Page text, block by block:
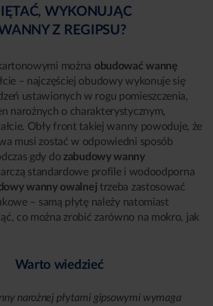
WYKONUJĄC
Z REGIPSU?
można obudować wannę
– najczęściej obudowy wykonuje się
ustawionych w rogu pomieszczenia,
narożnych o charakterystycznym,
Obły front takiej wanny powoduje, że
musi zostać w odpowiedni sposób
gdy do zabudowy wanny
standardowe profile i wodoodporna
wanny owalnej trzeba zastosować
– samą płytę należy natomiast
co można zrobić zarówno na mokro, jak
Warto wiedzieć
narożnej płytami gipsowymi wymaga